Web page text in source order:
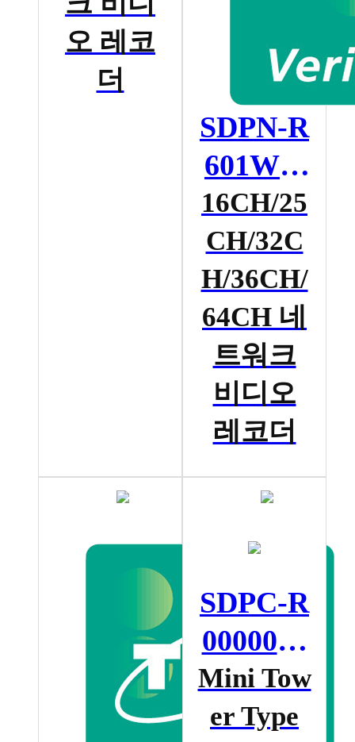
오 레코
더
SDPN-R
601W S
ERIES
16CH/25
CH/32C
H/36CH/
64CH 네
트워크
비디오
레코더
SDPC-R
00000W
P
Mini Tow
er Type